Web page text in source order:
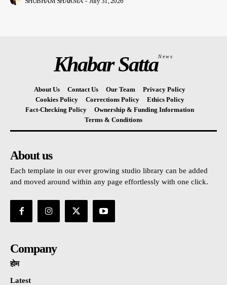
Khabar SattaNews
About Us Contact Us Our Team
Privacy Policy
Cookies Policy
Corrections Policy
Ethics Policy
Fact-Checking Policy
Ownership & Funding Information
Terms & Conditions
About us
Each template in our ever growing studio library can be added
and moved around within any page effortlessly with one click.
Company
होम
Latest